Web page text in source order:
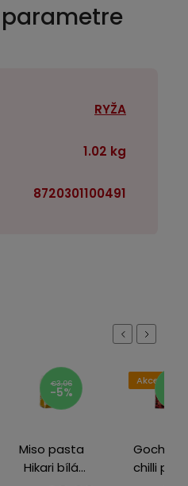
RYŽA
1.02 kg
8720301100491
Previous
€3,06
-5%
Miso pasta
Hikari bílá
Akce
chilli
Next